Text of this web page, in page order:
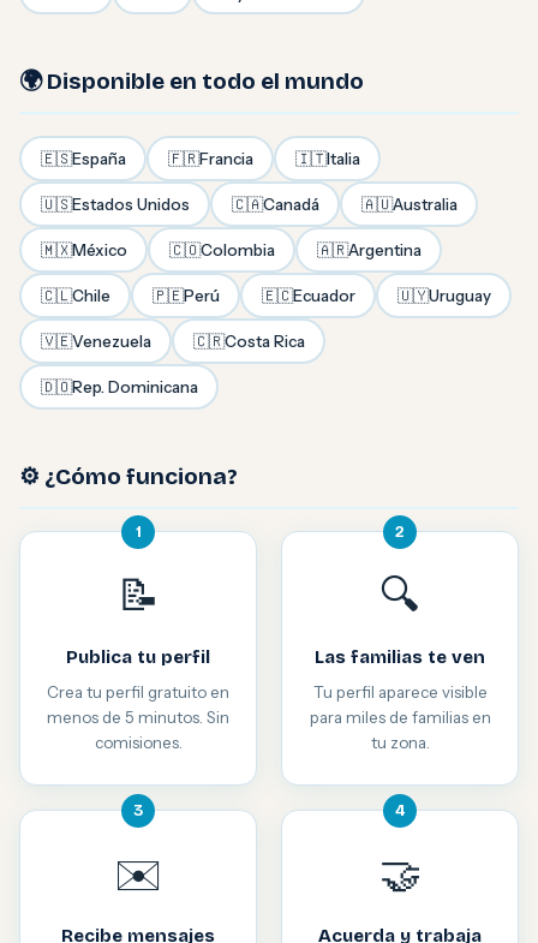
🌍 Disponible en todo el mundo
🇪🇸España 🇫🇷Francia 🇮🇹Italia
🇺🇸Estados Unidos 🇨🇦Canadá 🇦🇺Australia
🇲🇽México 🇨🇴Colombia 🇦🇷Argentina
🇨🇱Chile 🇵🇪Perú 🇪🇨Ecuador 🇺🇾Uruguay
🇻🇪Venezuela 🇨🇷Costa Rica
🇩🇴Rep. Dominicana
⚙️ ¿Cómo funciona?
1
📝
Publica tu perfil
Crea tu perfil gratuito en
menos de 5 minutos. Sin
comisiones.
2
🔍
Las familias te ven
Tu perfil aparece visible
para miles de familias en
tu zona.
3
✉️
Recibe mensajes
4
🤝
Acuerda y trabaja